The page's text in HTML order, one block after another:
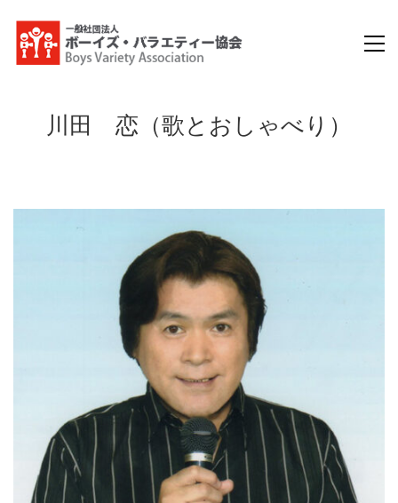
川田 恋（歌とおしゃべり）